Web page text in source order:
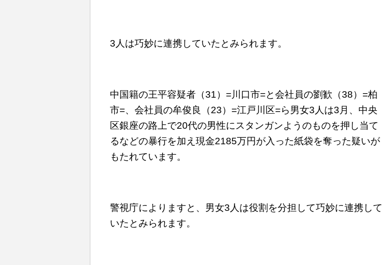
3人は巧妙に連携していたとみられます。
中国籍の王平容疑者（31）=川口市=と会社員の劉歓（38）=柏
市=、会社員の牟俊良（23）=江戸川区=ら男女3人は3月、中央
区銀座の路上で20代の男性にスタンガンようのものを押し当て
るなどの暴行を加え現金2185万円が入った紙袋を奪った疑いが
もたれています。
警視庁によりますと、男女3人は役割を分担して巧妙に連携して
いたとみられます。